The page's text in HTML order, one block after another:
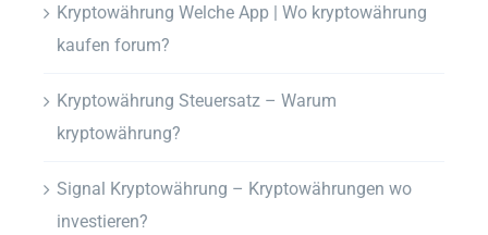
Kryptowährung Welche App | Wo kryptowährung
kaufen forum?
Kryptowährung Steuersatz – Warum
kryptowährung?
Signal Kryptowährung – Kryptowährungen wo
investieren?